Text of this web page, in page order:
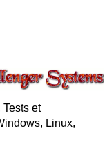
et
Linux,